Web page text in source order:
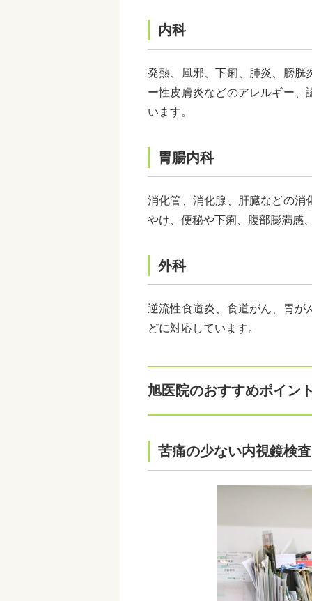
内科
発熱、風邪、下痢、肺炎、膀胱
ー性皮膚炎などのアレルギー
います。
胃腸内科
消化管、消化腺、肝臓などの消
やけ、便秘や下痢、腹部膨満感
外科
逆流性食道炎、食道がん、胃が
どに対応しています。
旭医院のおすすめポイン
苦痛の少ない内視鏡検査